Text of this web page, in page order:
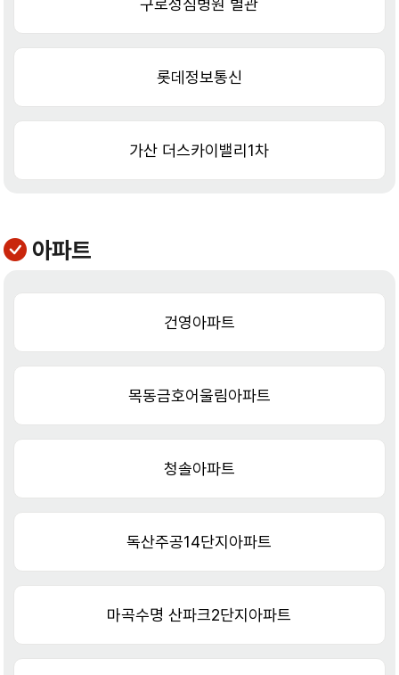
구로성심병원 별관
롯데정보통신
가산 더스카이밸리1차
아파트
건영아파트
목동금호어울림아파트
청솔아파트
독산주공14단지아파트
마곡수명 산파크2단지아파트